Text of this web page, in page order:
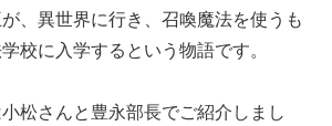
、異世界に行き、召喚魔法を使うも
校に入学するという物語です。
松さんと豊永部長でご紹介しまし